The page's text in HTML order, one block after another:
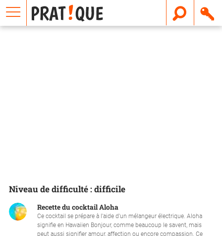
Niveau de difficulté : difficile
Recette du cocktail Aloha
Ce cocktail se prépare à l'aide d'un mélangeur électrique. Aloha
signifie en Hawaiien Bonjour, comme beaucoup le savent, mais
peut aussi signifier amour, affection ou encore compassion. Ce
E
m
a